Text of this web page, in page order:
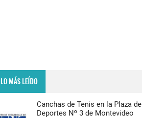
LO MÁS LEÍDO
Canchas de Tenis en la Plaza de
Deportes Nº 3 de Montevideo